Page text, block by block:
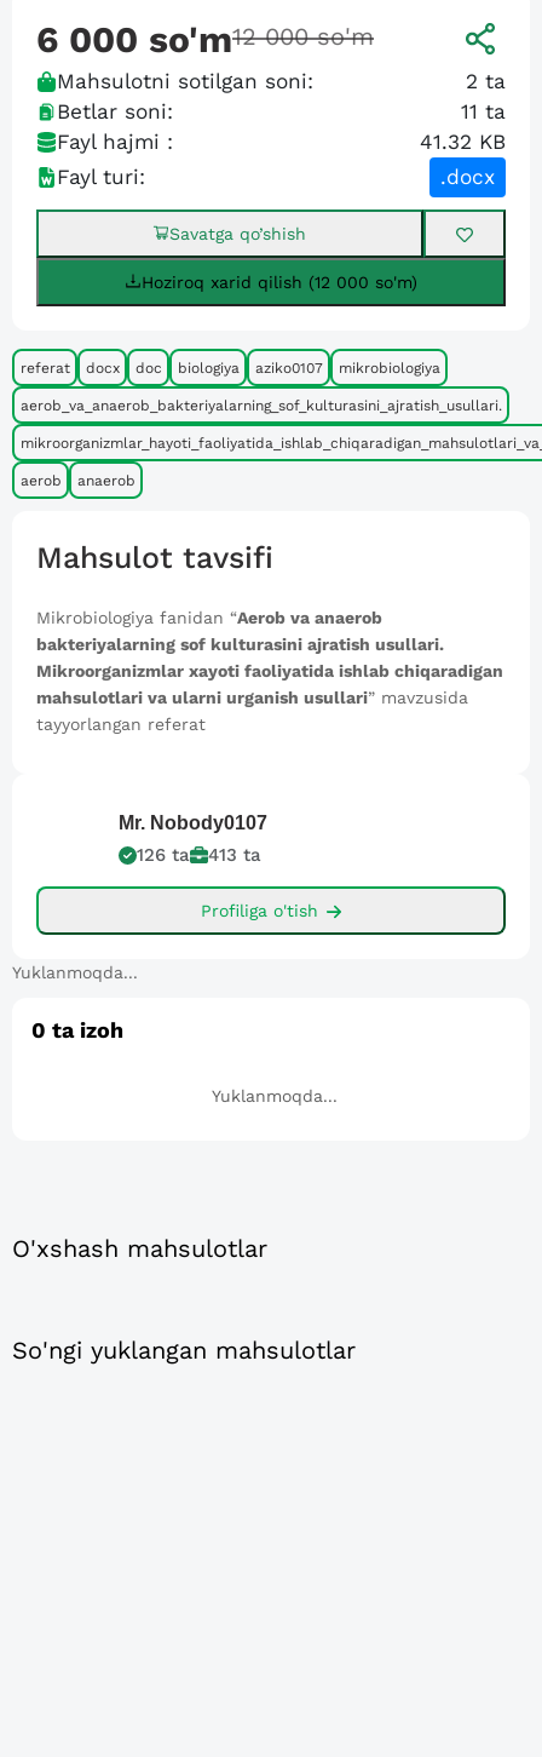
6 000 so'm12 000 so'm
Mahsulotni sotilgan soni: 2 ta
Betlar soni:
11 ta
Fayl hajmi :
41.32 KB
Fayl turi:
.docx
Savatga qo’shish
Hoziroq xarid qilish (12 000 so'm)
referat docx doc biologiya aziko0107 mikrobiologiya
aerob_va_anaerob_bakteriyalarning_sof_kulturasini_ajratish_usullari.
aerob anaerob
Mahsulot tavsifi
Mikrobiologiya fanidan “Aerob va anaerob
bakteriyalarning sof kulturasini ajratish usullari.
Mikroorganizmlar xayoti faoliyatida ishlab chiqaradigan
mahsulotlari va ularni urganish usullari” mavzusida
tayyorlangan referat
Mr. Nobody0107
126 ta 413 ta
Profiliga o'tish
Yuklanmoqda...
0 ta izoh
Yuklanmoqda...
O'xshash mahsulotlar
So'ngi yuklangan mahsulotlar